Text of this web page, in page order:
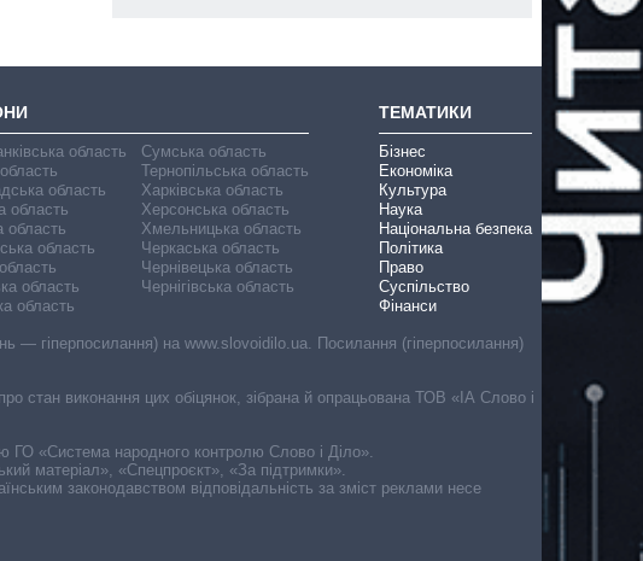
область
область
область
область
область
область
область
Сумська область
Тернопільська область
Харківська область
Херсонська область
Хмельницька область
Черкаська область
Чернівецька область
Чернігівська область
ТЕМАТИКИ
Бізнес
Економіка
Культура
Наука
Національна безпека
Політика
Право
Суспільство
Фінанси
— гіперпосилання) на www.slovoidilo.ua. Посилання (гіперпосилання)
стан виконання цих обіцянок, зібрана й опрацьована ТОВ «ІА Слово і
ГО «Система народного контролю Слово і Діло».
матеріал», «Спецпроєкт», «За підтримки».
законодавством відповідальність за зміст реклами несе